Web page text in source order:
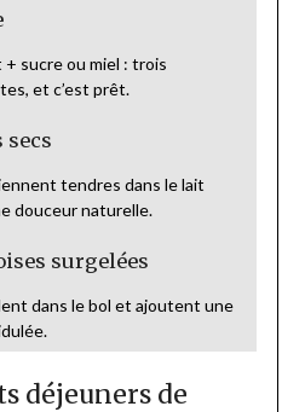
sucre ou miel : trois
et c’est prêt.
secs
tendres dans le lait
douceur naturelle.
surgelées
dans le bol et ajoutent une
déjeuners de